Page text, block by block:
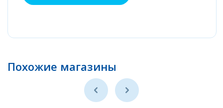
Похожие магазины